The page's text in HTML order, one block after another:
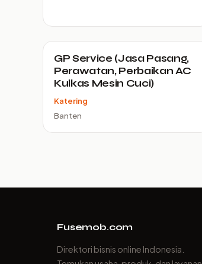
GP Service (Jasa Pasang,
Perawatan, Perbaikan AC
Kulkas Mesin Cuci)
Katering
Banten
Fusemob.com
Direktori bisnis online Indonesia.